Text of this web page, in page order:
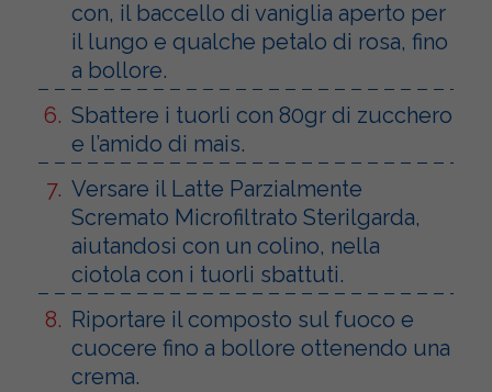
con, il baccello di vaniglia aperto per
il lungo e qualche petalo di rosa, fino
a bollore.
Sbattere i tuorli con 80gr di zucchero
e l’amido di mais.
Versare il Latte Parzialmente
Scremato Microfiltrato Sterilgarda,
aiutandosi con un colino, nella
ciotola con i tuorli sbattuti.
Riportare il composto sul fuoco e
cuocere fino a bollore ottenendo una
crema.